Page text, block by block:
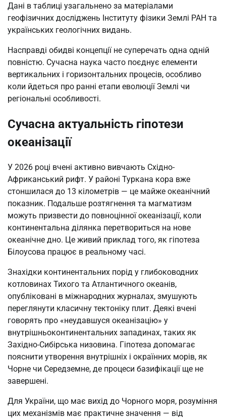
Дані в таблиці узагальнено за матеріалами
геофізичних досліджень Інституту фізики Землі РАН та
українських геологічних видань.
Насправді обидві концепції не суперечать одна одній
повністю. Сучасна наука часто поєднує елементи
вертикальних і горизонтальних процесів, особливо
коли йдеться про ранні етапи еволюції Землі чи
регіональні особливості.
Сучасна актуальність гіпотези
океанізації
У 2026 році вчені активно вивчають Східно-
Африканський рифт. У районі Туркана кора вже
стоншилася до 13 кілометрів — це майже океанічний
показник. Подальше розтягнення та магматизм
можуть призвести до повноцінної океанізації, коли
континентальна ділянка перетвориться на нове
океанічне дно. Це живий приклад того, як гіпотеза
Білоусова працює в реальному часі.
Знахідки континентальних порід у глибоководних
котловинах Тихого та Атлантичного океанів,
опубліковані в міжнародних журналах, змушують
переглянути класичну тектоніку плит. Деякі вчені
говорять про «неудавшуся океанізацію» у
внутрішньоконтинентальних западинах, таких як
Західно-Сибірська низовина. Гіпотеза допомагає
пояснити утворення внутрішніх і окраїнних морів, як
Чорне чи Середземне, де процеси базифікації ще не
завершені.
Для України, що має вихід до Чорного моря, розуміння
цих механізмів має практичне значення — від